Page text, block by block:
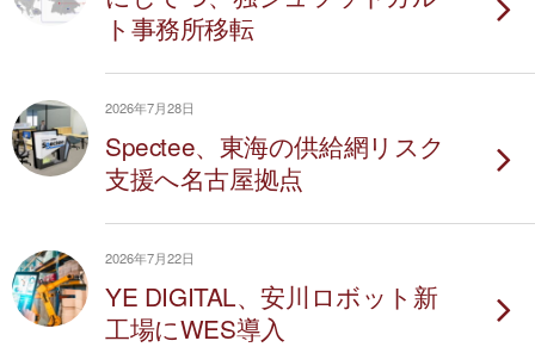
ト事務所移転
2026年7月28日
Spectee、東海の供給網リスク
支援へ名古屋拠点
2026年7月22日
YE DIGITAL、安川ロボット新
工場にWES導入